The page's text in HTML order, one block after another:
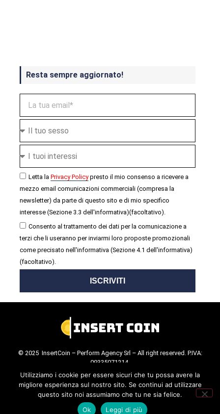
Resta sempre aggiornato!
Letta la Privacy Policypresto il mio consenso a ricevere a
mezzo email comunicazioni commerciali (compresa la
newsletter) da parte di questo sito e di mio specifico
interesse (Sezione 3.3 dell'informativa)(facoltativo).
Consento al trattamento dei dati per la comunicazione a
terzi che li useranno per inviarmi loro proposte promozionali
come precisato nell'informativa (Sezione 4.1 dell'informativa)
(facoltativo).
ISCRIVITI
© 2025 InsertCoin – Perform Agency Srl – All right reserved. P.IVA:
09335071214.
Cookie Policy . Privacy Policy.
Utilizziamo i cookie per essere sicuri che tu possa avere la
migliore esperienza sul nostro sito. Se continui ad utilizzare
questo sito noi assumiamo che tu ne sia felice.
Ok
Leggi di più